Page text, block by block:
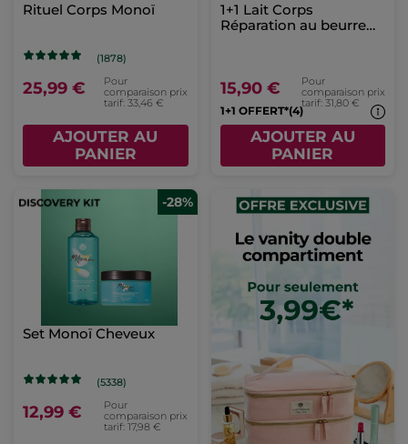
Rituel Corps Monoï
(1878)
25,99 €
Pour
comparaison prix
tarif: 33,46 €
AJOUTER AU
PANIER
1+1 Lait Corps
Réparation au beurre
15,90 €
Pour
comparaison prix
tarif: 31,80 €
1+1 OFFERT*(4)
AJOUTER AU
PANIER
-28%
Set Monoï Cheveux
(5338)
12,99 €
Pour
comparaison prix
tarif: 17,98 €